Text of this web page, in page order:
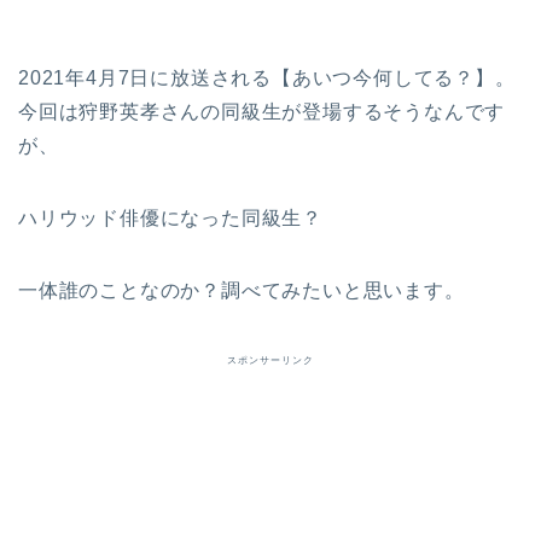
2021年4月7日に放送される【あいつ今何してる？】。
今回は狩野英孝さんの同級生が登場するそうなんです
が、
ハリウッド俳優になった同級生？
一体誰のことなのか？調べてみたいと思います。
スポンサーリンク